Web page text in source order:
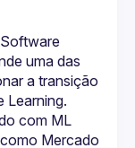
uma das
a transição
Learning.
com ML
Mercado